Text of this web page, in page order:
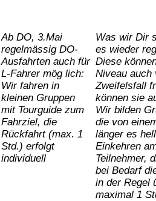
Ab DO, 3.Mai
regelmässig DO-
Ausfahrten auch für
L-Fahrer mög lich:
Wir fahren in
kleinen Gruppen
mit Tourguide zum
Fahrziel, die
Rückfahrt (max. 1
Std.) erfolgt
individuell
Was wir Dir
es wieder
Diese
Niveau auch
Zweifelsfall
können sie
Wir bilden
die von
länger es
Einkehren
Teilnehmer,
bei Bedarf
in der Regel
maximal 1